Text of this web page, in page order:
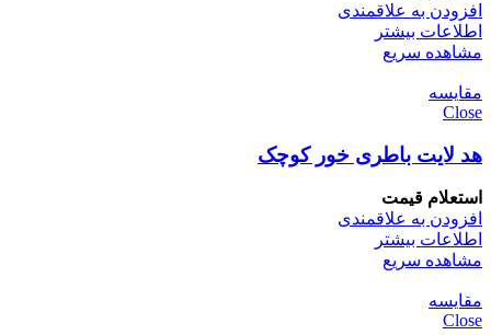
افزودن به علاقمندی
اطلاعات بیشتر
مشاهده سریع
مقایسه
Close
هد لایت باطری خور کوچک
استعلام قیمت
افزودن به علاقمندی
اطلاعات بیشتر
مشاهده سریع
مقایسه
Close